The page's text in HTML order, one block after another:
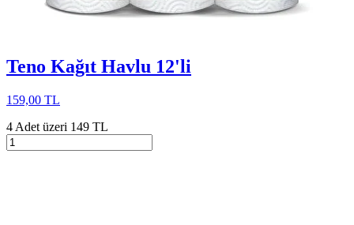
Teno Kağıt Havlu 12'li
159,00 TL
4 Adet üzeri 149 TL